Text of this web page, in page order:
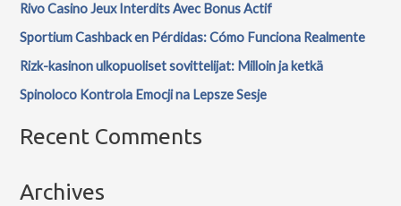
h
f
o
r
Rivo Casino Jeux Interdits Avec Bonus Actif
Sportium Cashback en Pérdidas: Cómo Funciona Realmente
Rizk-kasinon ulkopuoliset sovittelijat: Milloin ja ketkä
Spinoloco Kontrola Emocji na Lepsze Sesje
Recent Comments
Archives